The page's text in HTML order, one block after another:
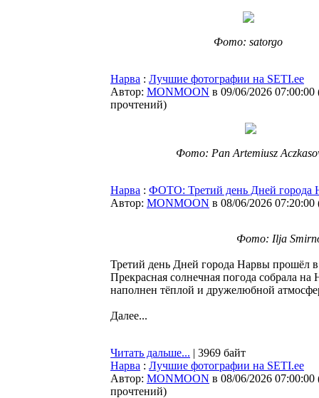
Фото: satorgo
Нарва : Лучшие фотографии на SETI.ee
Автор: MONMOON в 09/06/2026 07:00:00
прочтений)
Фото: Pan Artemiusz
Нарва : ФОТО: Третий день Дней города
Автор: MONMOON в 08/06/2026 07:20:00
Фото: Ilja
Третий день Дней города Нарвы прошёл
Прекрасная солнечная погода собрала
наполнен тёплой и дружелюбной
Далее...
Читать дальше... | 3969 байт
Нарва : Лучшие фотографии на SETI.ee
Автор: MONMOON в 08/06/2026 07:00:00
прочтений)